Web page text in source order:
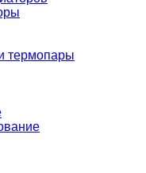
термопары